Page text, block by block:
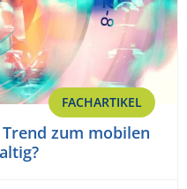
FACHARTIKEL
zum mobilen